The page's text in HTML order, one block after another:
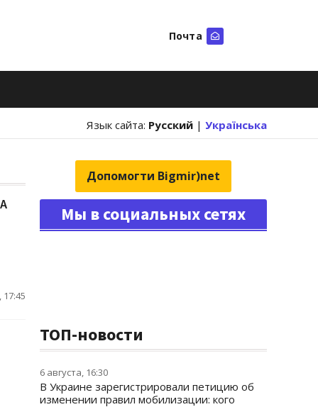
Почта
Язык сайта: Русский | Українська
Допомогти Bigmir)net
Мы в социальных сетях
ТОП-новости
6 августа, 16:30
В Украине зарегистрировали петицию об
изменении правил мобилизации: кого